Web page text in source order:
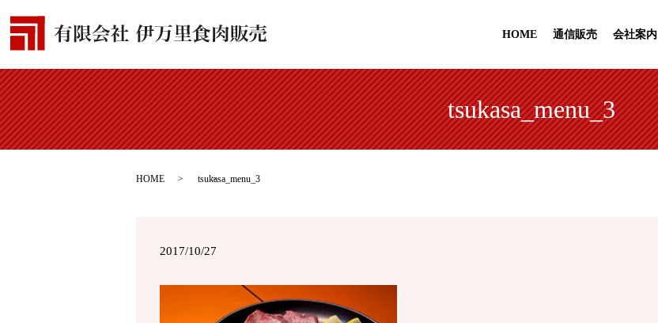
HOME 通信販売 会社案内
tsukasa_menu_3
HOME tsukasa_menu_3
2017/10/27